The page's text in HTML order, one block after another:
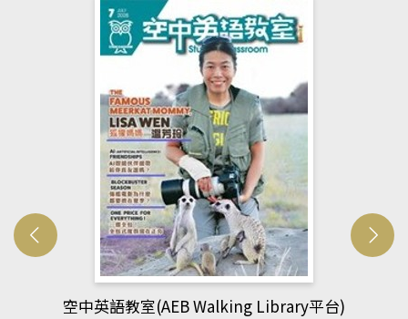
網管人(kono平台)